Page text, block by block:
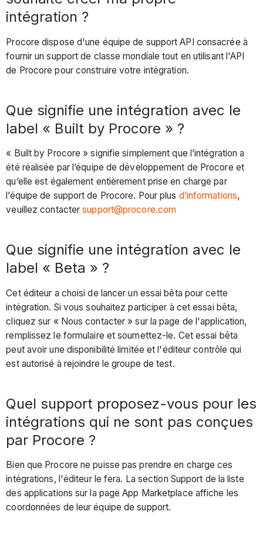
intégration ?
Procore dispose d'une équipe de support API consacrée à
fournir un support de classe mondiale tout en utilisant l'API
de Procore pour construire votre intégration.
Que signifie une intégration avec le
label « Built by Procore » ?
« Built by Procore » signifie simplement que l’intégration a
été réalisée par l’équipe de développement de Procore et
qu’elle est également entièrement prise en charge par
l’équipe de support de Procore. Pour plus d’informations,
veuillez contactersupport@procore.com
Que signifie une intégration avec le
label « Beta » ?
Cet éditeur a choisi de lancer un essai bêta pour cette
intégration. Si vous souhaitez participer à cet essai bêta,
cliquez sur « Nous contacter » sur la page de l'application,
remplissez le formulaire et soumettez-le. Cet essai bêta
peut avoir une disponibilité limitée et l'éditeur contrôle qui
est autorisé à rejoindre le groupe de test.
Quel support proposez-vous pour les
intégrations qui ne sont pas conçues
par Procore ?
Bien que Procore ne puisse pas prendre en charge ces
intégrations, l'éditeur le fera. La section Support de la liste
des applications sur la page App Marketplace affiche les
coordonnées de leur équipe de support.